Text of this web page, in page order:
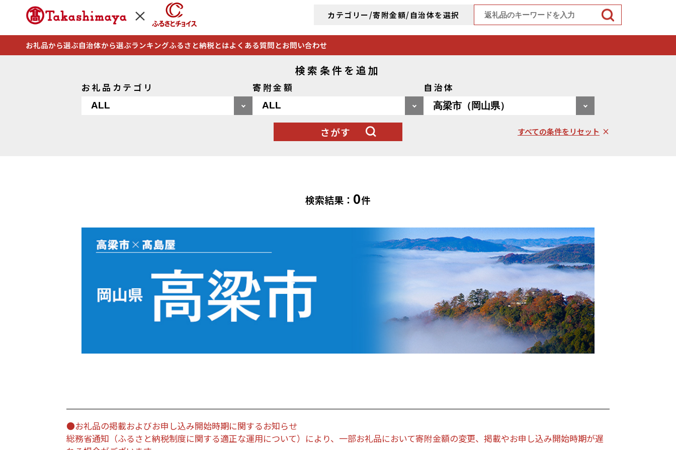
カテゴリー/寄附金額/自治体を選択
お礼品から選ぶ自治体から選ぶランキングふるさと納税とはよくある質問とお問い合わせ
検索条件を追加
お礼品カテゴリ 寄附金額 自治体
さがす すべての条件をリセット
検索結果： 0件
●お礼品の掲載およびお申し込み開始時期に関するお知らせ
総務省通知（ふるさと納税制度に関する適正な運用について）により、一部お礼品において寄附金額の変更、掲載やお申し込み開始時期が遅